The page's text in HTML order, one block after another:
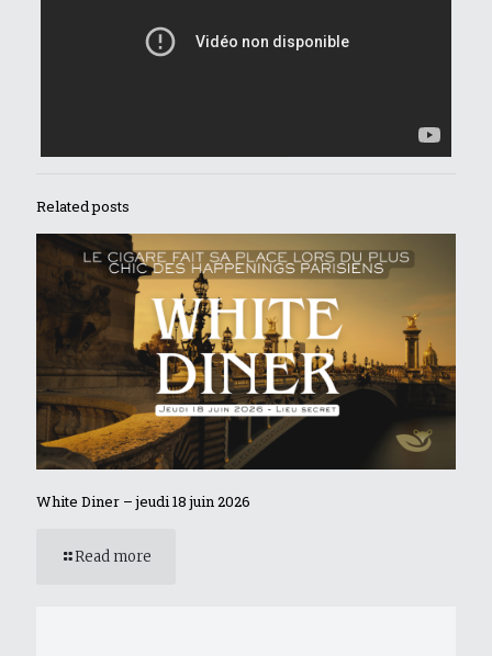
Related posts
White Diner – jeudi 18 juin 2026
Read more